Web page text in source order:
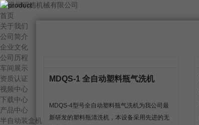
首页
关于我们
公司简介
企业文化
公司历程
车间展示
资质认证
视频中心
下载中心
产品中心
半自动装盒机
MDQS-1 全自动塑料瓶气洗机
MDQS-4型号全自动塑料瓶气洗机为我公司最
新研发的塑料瓶清洗机，本设备采用先进的无